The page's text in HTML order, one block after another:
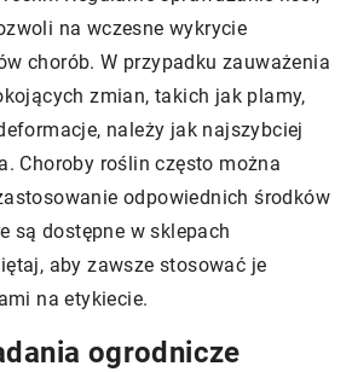
na wczesne wykrycie
chorób. W przypadku zauważenia
zmian, takich jak plamy,
należy jak najszybciej
Choroby roślin często można
odpowiednich środków
są dostępne w sklepach
aby zawsze stosować je
na etykiecie.
ogrodnicze